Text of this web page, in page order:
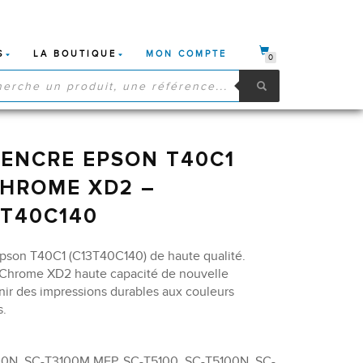
LA BOUTIQUE
MON COMPTE
0
EPSON T40C1
XD2 –
T40C1 (C13T40C140) de haute qualité.
XD2 haute capacité de nouvelle
des impressions durables aux couleurs